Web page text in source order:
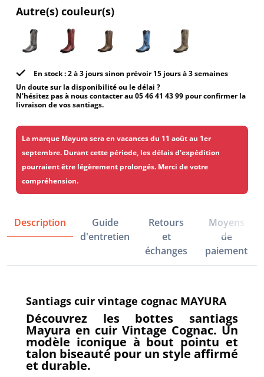
Autre(s) couleur(s)
En stock : 2 à 3 jours sinon prévoir 15 jours à 3 semaines
Un doute sur la disponibilité ou le délai ?
N'hésitez pas à nous contacter au 05 46 41 43 99 pour confirmer la
livraison de vos santiags.
La marque Mayura sera en vacances du 11 août au 1er
septembre. Durant cette période, les délais d'expédition
pourraient être légèrement prolongés. Merci de votre
compréhension.
Description
Guide
d'entretien
Retours
et
échanges
Moyens
de
paiement
Santiags cuir vintage cognac MAYURA
Découvrez les bottes santiags
Mayura en cuir Vintage Cognac. Un
modèle iconique à bout pointu et
talon biseauté pour un style affirmé
et durable.